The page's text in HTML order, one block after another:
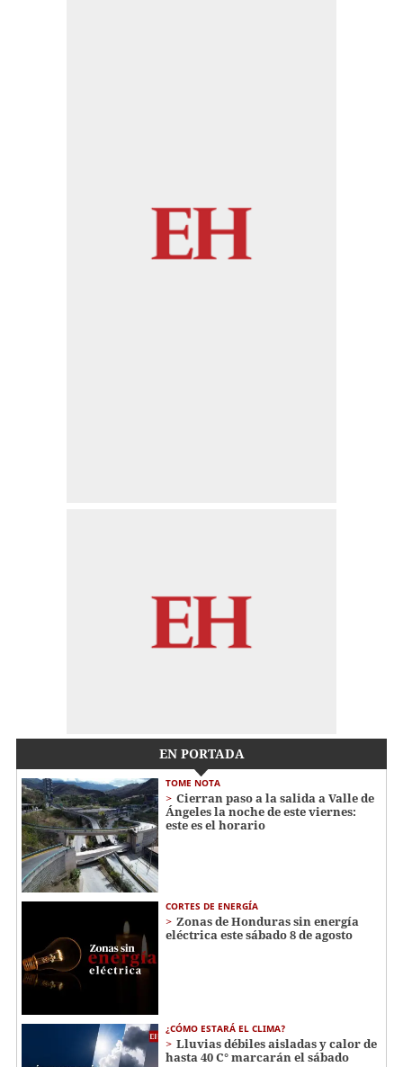
EN PORTADA
TOME NOTA
Cierran paso a la salida a Valle de
Ángeles la noche de este viernes:
este es el horario
CORTES DE ENERGÍA
Zonas de Honduras sin energía
eléctrica este sábado 8 de agosto
¿CÓMO ESTARÁ EL CLIMA?
Lluvias débiles aisladas y calor de
hasta 40 C° marcarán el sábado